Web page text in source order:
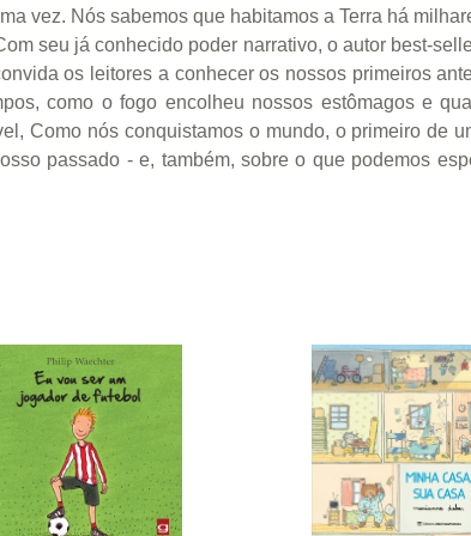
vez. Nós sabemos que habitamos a Terra há
seu já conhecido poder narrativo, o autor best-
os leitores a conhecer os nossos primeiros
como o fogo encolheu nossos estômagos e
Como nós conquistamos o mundo, o primeiro de
passado - e, também, sobre o que podemos